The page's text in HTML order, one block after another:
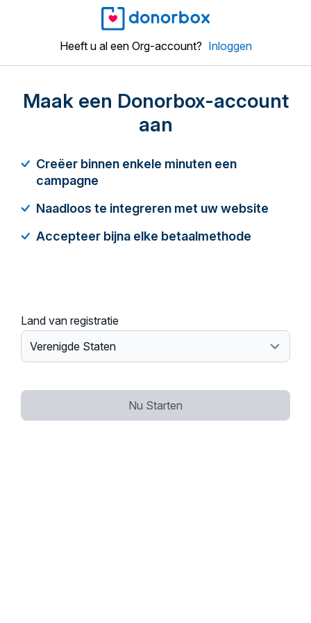
Heeft u al een Org-account? Inloggen
Maak een Donorbox-account
aan
Creëer binnen enkele minuten een
campagne
Naadloos te integreren met uw website
Accepteer bijna elke betaalmethode
Land van registratie
Nu Starten